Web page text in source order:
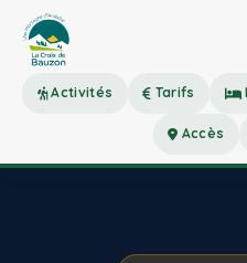
Activités Tarifs
Accès